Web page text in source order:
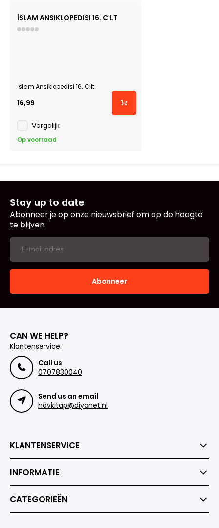
İSLAM ANSIKLOPEDISI 16. CILT
İslam Ansiklopedisi 16. Cilt
16,99
Vergelijk
Op voorraad
Stay up to date
Abonneer je op onze nieuwsbrief om op de hoogte
te blijven.
Abonneer
CAN WE HELP?
Klantenservice:
Call us
0707830040
Send us an email
hdvkitap@diyanet.nl
KLANTENSERVICE
INFORMATIE
CATEGORIEËN